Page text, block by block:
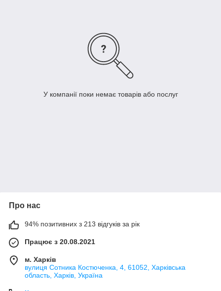
У компанії поки немає товарів або послуг
Про нас
94% позитивних з 213 відгуків за рік
Працює з 20.08.2021
м. Харків
вулиця Сотника Костюченка, 4, 61052, Харківська
область, Харків, Україна